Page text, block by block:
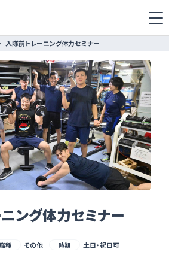
入隊前トレーニング体力セミナー
ング体力セミナー
職種 その他 時期 土日・祝日可